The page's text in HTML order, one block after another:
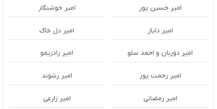
امیر حسین پور امیر خوشنگار
امیر دایاز امیر دل خاک
امیر دوربان و احمد سلو امیر رادریمو
امیر رحمت پور امیر رشوند
امیر رمضانی امیر زارعی